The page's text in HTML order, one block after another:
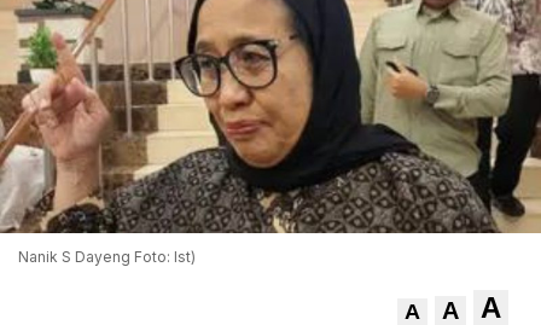
Nanik S Dayeng Foto: Ist)
A A A